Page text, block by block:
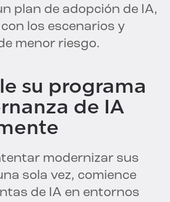
plan de adopción de IA,
los escenarios y
menor riesgo.
su programa
de IA
modernizar sus
sola vez, comience
de IA en entornos